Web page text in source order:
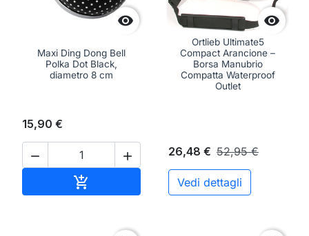

Maxi Ding Dong Bell
Polka Dot Black,
diametro 8 cm
15,90 €
 
 Aggiungi al carrello

Ortlieb Ultimate5
Compact Arancione –
Borsa Manubrio
Compatta Waterproof
Outlet
26,48 € 52,95 €
Vedi dettagli